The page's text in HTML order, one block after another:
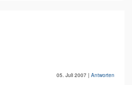
05. Juli 2007 | Antworten